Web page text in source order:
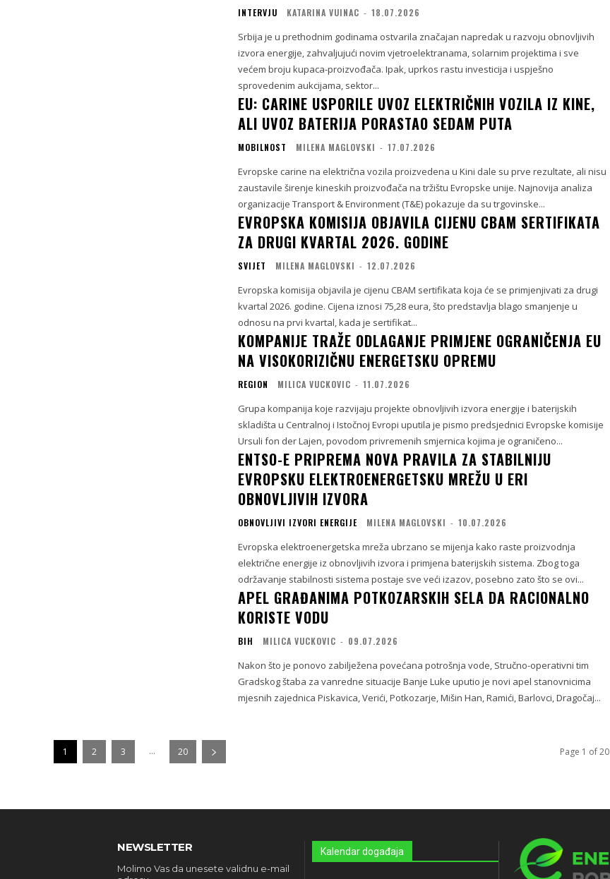
INTERVJU KATARINA VUINAC - 18.07.2026
Srbija je u prethodnim godinama ostvarila značajan napredak u razvoju obnovljivih
izvora energije, zahvaljujući novim vjetroelektranama, solarnim projektima i sve
većem broju kupaca-proizvođača. Ipak, uprkos rastu investicija i uspješno
sprovedenim aukcijama, sektor...
EU: CARINE USPORILE UVOZ ELEKTRIČNIH VOZILA IZ KINE,
ALI UVOZ BATERIJA PORASTAO SEDAM PUTA
MOBILNOST MILENA MAGLOVSKI - 17.07.2026
Evropske carine na električna vozila proizvedena u Kini dale su prve rezultate, ali nisu
zaustavile širenje kineskih proizvođača na tržištu Evropske unije. Najnovija analiza
organizacije Transport & Environment (T&E) pokazuje da su trgovinske...
EVROPSKA KOMISIJA OBJAVILA CIJENU CBAM SERTIFIKATA
ZA DRUGI KVARTAL 2026. GODINE
SVIJET MILENA MAGLOVSKI - 12.07.2026
Evropska komisija objavila je cijenu CBAM sertifikata koja će se primjenjivati za drugi
kvartal 2026. godine. Cijena iznosi 75,28 eura, što predstavlja blago smanjenje u
odnosu na prvi kvartal, kada je sertifikat...
KOMPANIJE TRAŽE ODLAGANJE PRIMJENE OGRANIČENJA EU
NA VISOKORIZIČNU ENERGETSKU OPREMU
REGION MILICA VUCKOVIC - 11.07.2026
Grupa kompanija koje razvijaju projekte obnovljivih izvora energije i baterijskih
skladišta u Centralnoj i Istočnoj Evropi uputila je pismo predsjednici Evropske komisije
Ursuli fon der Lajen, povodom privremenih smjernica kojima je ograničeno...
ENTSO-E PRIPREMA NOVA PRAVILA ZA STABILNIJU
EVROPSKU ELEKTROENERGETSKU MREŽU U ERI
OBNOVLJIVIH IZVORA
OBNOVLJIVI IZVORI ENERGIJE MILENA MAGLOVSKI - 10.07.2026
Evropska elektroenergetska mreža ubrzano se mijenja kako raste proizvodnja
električne energije iz obnovljivih izvora i primjena baterijskih sistema. Zbog toga
održavanje stabilnosti sistema postaje sve veći izazov, posebno zato što se ovi...
APEL GRAĐANIMA POTKOZARSKIH SELA DA RACIONALNO
KORISTE VODU
BIH MILICA VUCKOVIC - 09.07.2026
Nakon što je ponovo zabilježena povećana potrošnja vode, Stručno-operativni tim
Gradskog štaba za vanredne situacije Banje Luke uputio je novi apel stanovnicima
mjesnih zajednica Piskavica, Verići, Potkozarje, Mišin Han, Ramići, Barlovci, Dragočaj...
1 2 3 ... 20 Page 1 of 20
NEWSLETTER
Molimo Vas da unesete validnu e-mail
Kalendar događaja